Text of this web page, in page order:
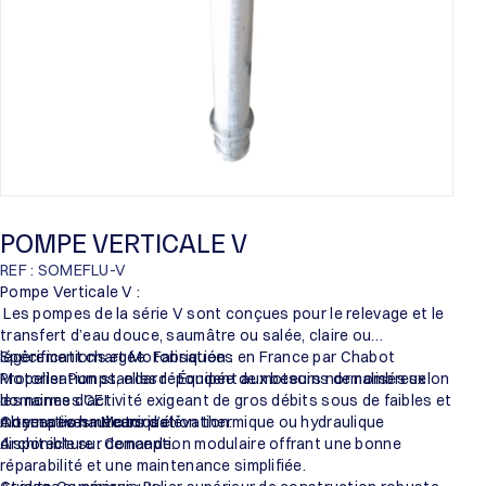
POMPE VERTICALE V
REF : SOMEFLU-V
Pompe Verticale V :
Les pompes de la série V sont conçues pour le relevage et le
transfert d’eau douce, saumâtre ou salée, claire ou
légèrement chargée. Fabriquées en France par Chabot
Propeller Pumps, elles répondent aux besoins de nombreux
domaines d’activité exigeant de gros débits sous de faibles et
moyennes hauteurs d’élévation.
Spécifications et Motorisation :
Motorisation standard : Équipée de moteurs normalisés selon
les normes CEI.
Alternatives : Motorisation thermique ou hydraulique
disponible sur demande.
Conception mécanique :
Architecture : Conception modulaire offrant une bonne
réparabilité et une maintenance simplifiée.